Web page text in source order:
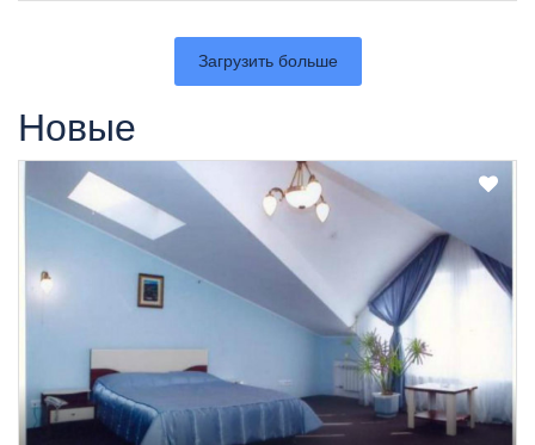
Загрузить больше
Новые